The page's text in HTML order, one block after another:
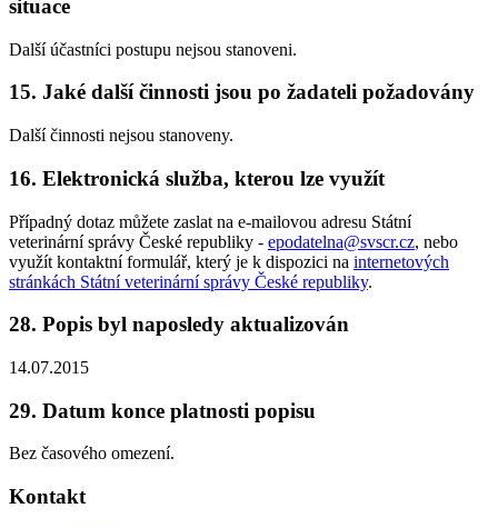
situace
Další účastníci postupu nejsou stanoveni.
15. Jaké další činnosti jsou po žadateli požadovány
Další činnosti nejsou stanoveny.
16. Elektronická služba, kterou lze využít
Případný dotaz můžete zaslat na e-mailovou adresu Státní
veterinární správy České republiky - epodatelna@svscr.cz, nebo
využít kontaktní formulář, který je k dispozici na internetových
stránkách Státní veterinární správy České republiky.
28. Popis byl naposledy aktualizován
14.07.2015
29. Datum konce platnosti popisu
Bez časového omezení.
Kontakt